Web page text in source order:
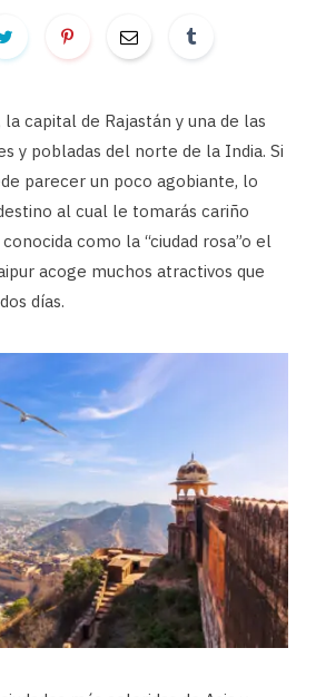
la capital de Rajastán y una de las
y pobladas del norte de la India. Si
parecer un poco agobiante, lo
al cual le tomarás cariño
como la “ciudad rosa”o el
acoge muchos atractivos que
días.